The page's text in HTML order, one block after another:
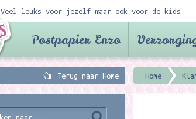
Veel leuks voor jezelf maar ook voor de kids
Postpapier Enzo
Terug naar Home Home